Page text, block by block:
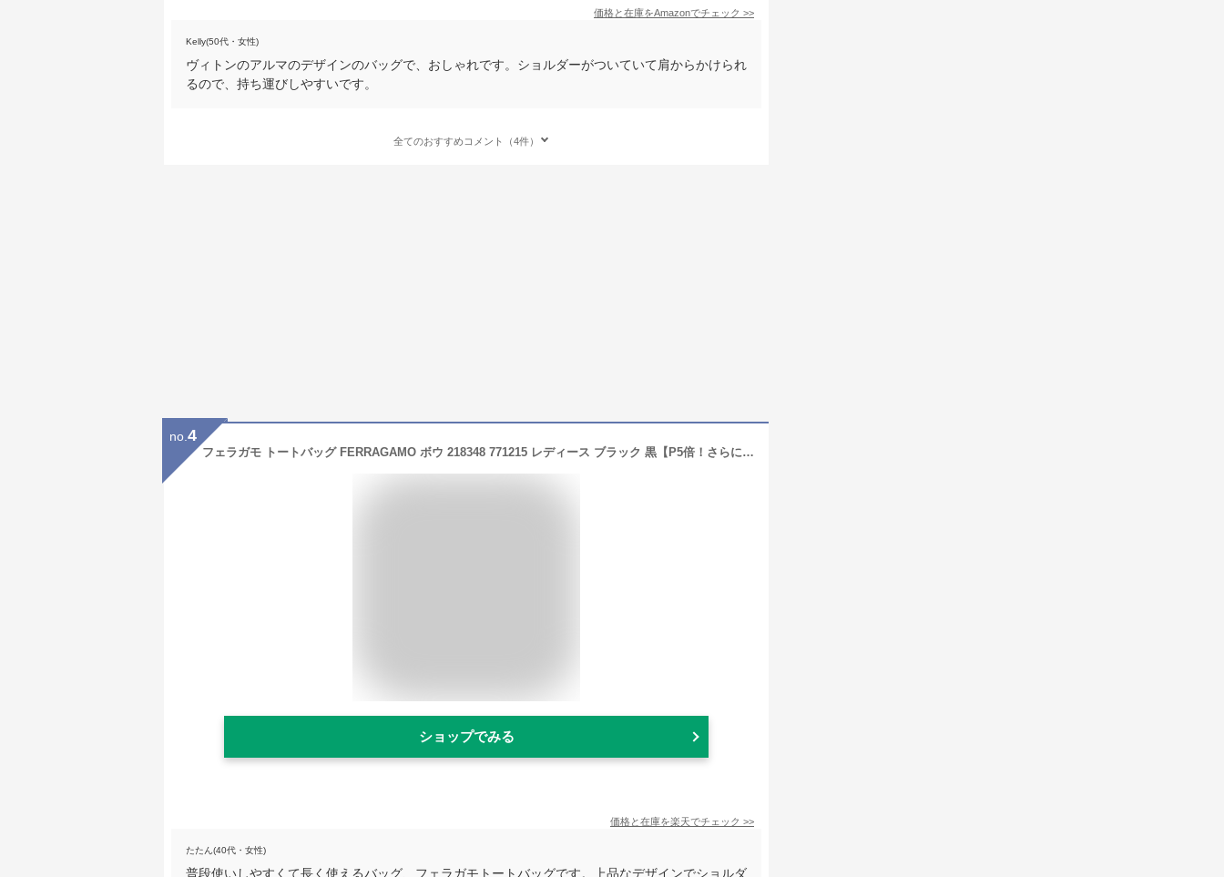
価格と在庫をAmazonでチェック >>
Kelly(50代・女性)
ヴィトンのアルマのデザインのバッグで、おしゃれです。ショルダーがついていて肩からかけられ
るので、持ち運びしやすいです。
全てのおすすめコメント（4件）
no. 4
フェラガモ トートバッグ FERRAGAMO ボウ 218348 771215 レディース ブラック 黒【P5倍！さらに1万円以上で1,000円OFF★最大5,000円OFFクーポン配布中】
ショップでみる
価格と在庫を楽天でチェック >>
たたん(40代・女性)
普段使いしやすくて長く使えるバッグ、フェラガモトートバッグです。上品なデザインでショルダ